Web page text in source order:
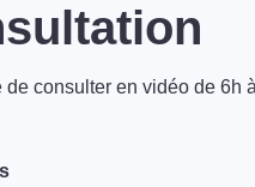
de consulter en vidéo de